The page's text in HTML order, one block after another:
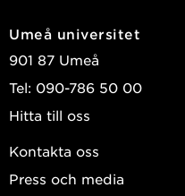
Umeå universitet
901 87 Umeå
Tel: 090-786 50 00
Hitta till oss
Kontakta oss
Press och media